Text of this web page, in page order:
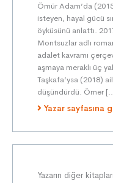
Ömür Adam’da
isteyen, hayal gücü
öyküsünü anlattı.
Montsuzlar adlı
adalet kavramı
aşmaya meraklı üç
Taşkafa’ysa (2018)
düşündürdü. Ömer
Yazar sayfasına
Yazarın diğer kitapları